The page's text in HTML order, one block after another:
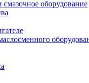
оборудование